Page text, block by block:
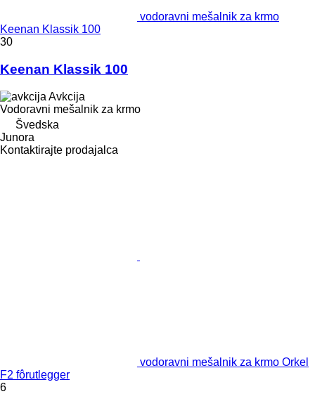
vodoravni mešalnik za krmo
Keenan Klassik 100
30
Keenan Klassik 100
Avkcija
Vodoravni mešalnik za krmo
Švedska
Junora
Kontaktirajte prodajalca
vodoravni mešalnik za krmo Orkel
F2 fôrutlegger
6